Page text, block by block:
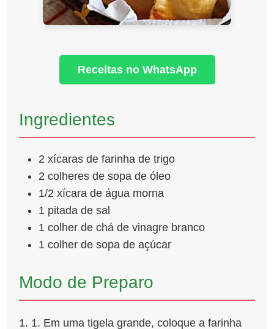
Receitas no WhatsApp
Ingredientes
2 xícaras de farinha de trigo
2 colheres de sopa de óleo
1/2 xícara de água morna
1 pitada de sal
1 colher de chá de vinagre branco
1 colher de sopa de açúcar
Modo de Preparo
1. Em uma tigela grande, coloque a farinha